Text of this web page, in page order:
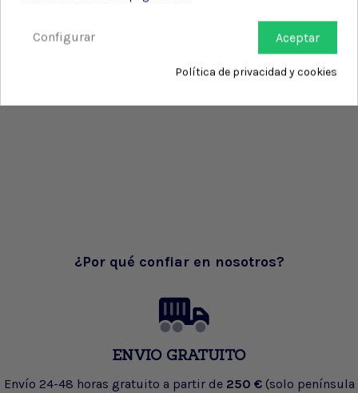
¿Por qué confiar en nosotros?
ENVIO GRATUITO
Envío 24-48 horas gratuito a partir de 250 € (solo península
Aceptar
Configurar
Política de privacidad y cookies